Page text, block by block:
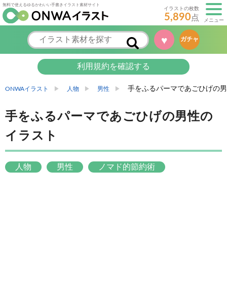
無料で使えるゆるかわいい手書きイラスト素材サイト
イラストの枚数
5,890点 メニュー
♥ ガチャ
利用規約を確認する
ONWAイラスト 人物 男性 手をふるパーマであごひげの
手をふるパーマであごひげの男性の
イラスト
人物 男性 ノマド的節約術